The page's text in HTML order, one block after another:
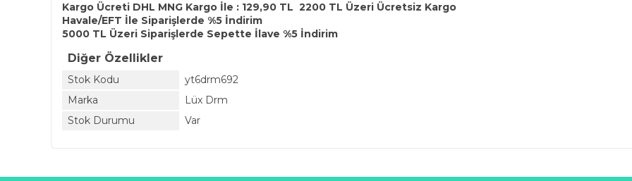
Kargo Ücreti DHL MNG Kargo İle : 129,90 TL 2200 TL Üzeri Ücretsiz Kargo
Havale/EFT İle Siparişlerde %5 İndirim
5000 TL Üzeri Siparişlerde Sepette İlave %5 İndirim
Diğer Özellikler
Stok Kodu
yt6drm692
Marka
Lüx Drm
Stok Durumu
Var